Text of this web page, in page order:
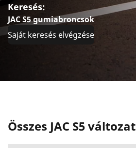
Keresés:
JAC S5 gumiabroncsok
Saját keresés elvégzése
Összes JAC S5 változat